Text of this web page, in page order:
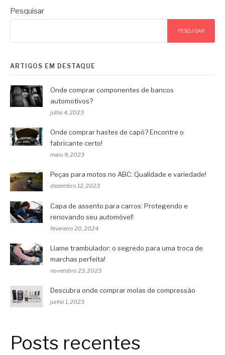
Pesquisar
PESQUISAR
ARTIGOS EM DESTAQUE
Onde comprar componentes de bancos
automotivos?
julho 4, 2023
Onde comprar hastes de capô? Encontre o
fabricante certo!
maio 9, 2023
Peças para motos no ABC: Qualidade e variedade!
dezembro 12, 2023
Capa de assento para carros: Protegendo e
renovando seu automóvel!
fevereiro 20, 2024
Liame trambulador: o segredo para uma troca de
marchas perfeita!
novembro 23, 2023
Descubra onde comprar molas de compressão
junho 1, 2023
Posts recentes